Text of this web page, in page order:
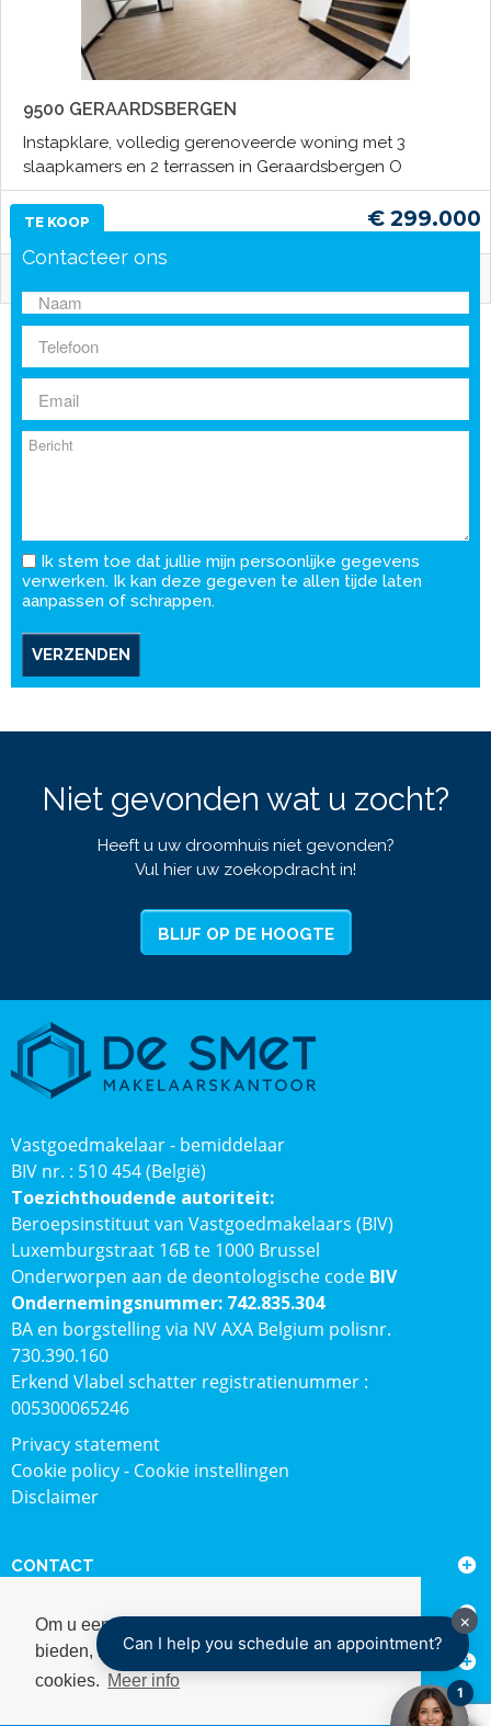
Om u een optimale gebruikservaring te
bieden, maakt onze website gebruik van
cookies. Meer info
Contacteer ons
Ik stem toe dat jullie mijn persoonlijke gegevens
verwerken. Ik kan deze gegeven te allen tijde laten
aanpassen of schrappen.
VERZENDEN
9500 GERAARDSBERGEN
Instapklare, volledig gerenoveerde woning met 3
slaapkamers en 2 terrassen in Geraardsbergen O
TE KOOP € 299.000
Niet gevonden wat u zocht?
Heeft u uw droomhuis niet gevonden?
Vul hier uw zoekopdracht in!
BLIJF OP DE HOOGTE
Vastgoedmakelaar - bemiddelaar
BIV nr. : 510 454 (België)
Toezichthoudende autoriteit:
Beroepsinstituut van Vastgoedmakelaars (BIV)
Luxemburgstraat 16B te 1000 Brussel
Onderworpen aan de deontologische code BIV
Ondernemingsnummer: 742.835.304
BA en borgstelling via NV AXA Belgium polisnr.
730.390.160
Erkend Vlabel schatter registratienummer :
005300065246
Privacy statement
Cookie policy- Cookie instellingen
Disclaimer
CONTACT
SOCIALE MEDIA
NIEUWSBRIEF